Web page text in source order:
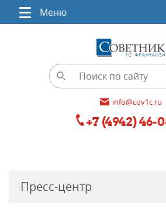
Меню
info@cov1c.ru
+7 (4942) 46-
Пресс-центр